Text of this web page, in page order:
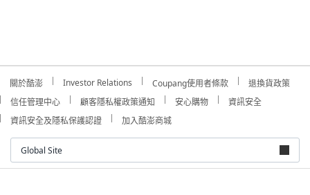
關於酷澎 Investor Relations Coupang使用者條款
退換貨政策
信任管理中心
顧客隱私權政策通知 安心購物
資訊安全
資訊安全及隱私保護認證
加入酷澎商城
Global Site